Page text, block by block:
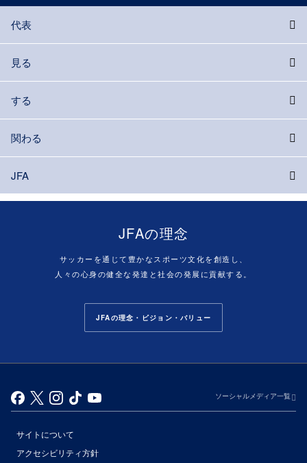
代表
見る
する
関わる
JFA
JFAの理念
サッカーを通じて豊かなスポーツ文化を創造し、
人々の心身の健全な発達と社会の発展に貢献する。
JFAの理念・ビジョン・バリュー
ソーシャルメディア一覧
サイトについて
アクセシビリティ方針